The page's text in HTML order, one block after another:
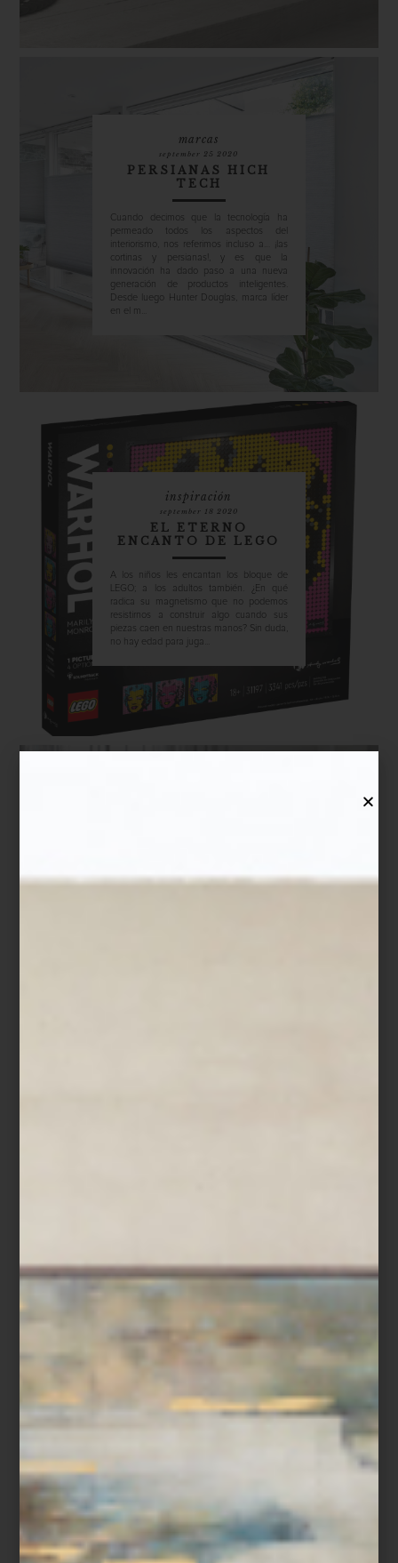
marcas
september 25 2020
PERSIANAS HICH
TECH
Cuando decimos que la tecnología ha
permeado todos los aspectos del
interiorismo, nos referimos incluso a… ¡las
cortinas y persianas!, y es que la
innovación ha dado paso a una nueva
generación de productos inteligentes.
Desde luego Hunter Douglas, marca líder
en el m...
inspiración
september 18 2020
EL ETERNO
ENCANTO DE LEGO
A los niños les encantan los bloque de
LEGO; a los adultos también. ¿En qué
radica su magnetismo que no podemos
resistirnos a construir algo cuando sus
piezas caen en nuestras manos? Sin duda,
no hay edad para juga...
marcas
september 15 2020
¿Cómo es la casa que propone esta firma
italiana? Antes que nada: un refugio